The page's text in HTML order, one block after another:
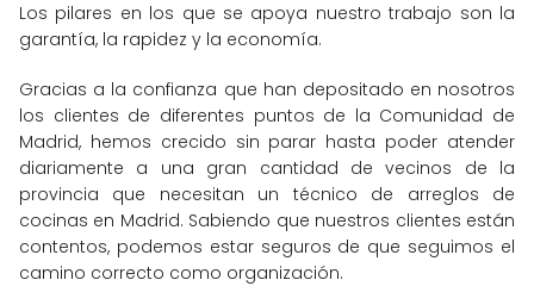
Los pilares en los que se apoya nuestro trabajo son la
garantía, la rapidez y la economí­a.
Gracias a la confianza que han depositado en nosotros
los clientes de diferentes puntos de la Comunidad de
Madrid, hemos crecido sin parar hasta poder atender
diariamente a una gran cantidad de vecinos de la
provincia que necesitan un técnico de arreglos de
cocinas en Madrid. Sabiendo que nuestros clientes están
contentos, podemos estar seguros de que seguimos el
camino correcto como organización.